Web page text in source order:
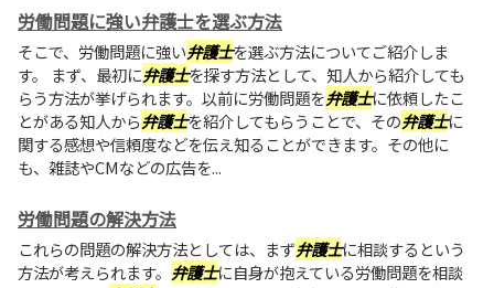
労働問題に強い弁護士を選ぶ方法
そこで、労働問題に強い弁護士を選ぶ方法についてご紹介しま
す。 まず、最初に弁護士を探す方法として、知人から紹介しても
らう方法が挙げられます。以前に労働問題を弁護士に依頼したこ
とがある知人から弁護士を紹介してもらうことで、その弁護士に
関する感想や信頼度などを伝え知ることができます。その他に
も、雑誌やCMなどの広告を...
労働問題の解決方法
これらの問題の解決方法としては、まず弁護士に相談するという
方法が考えられます。 弁護士に自身が抱えている労働問題を相談